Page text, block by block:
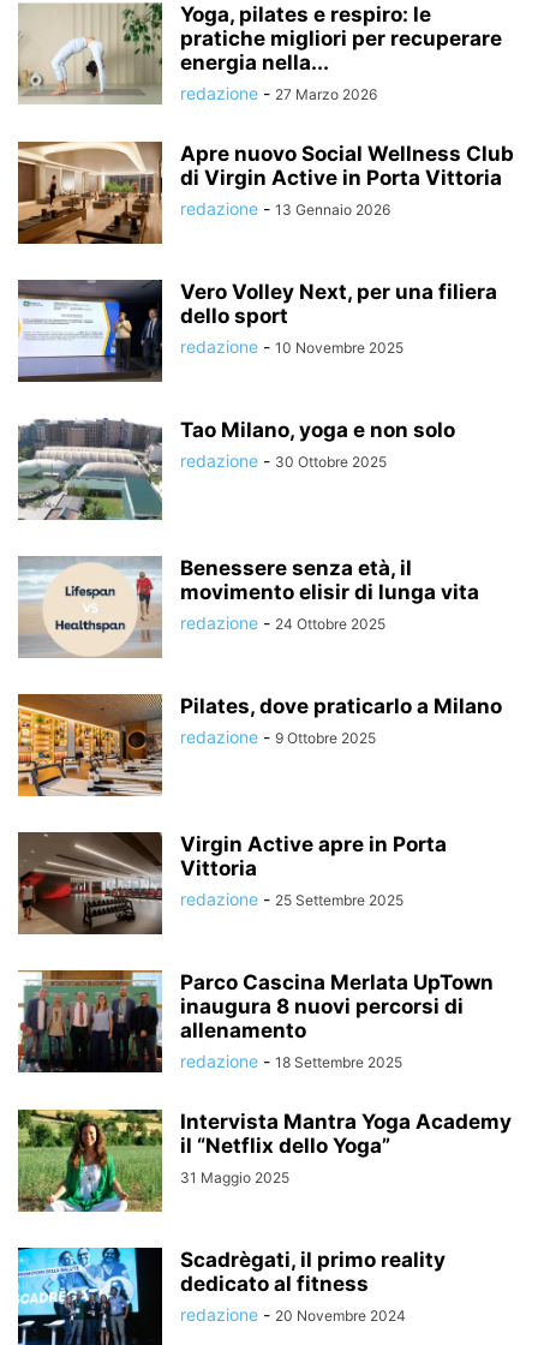
Yoga, pilates e respiro: le
pratiche migliori per recuperare
energia nella...
redazione - 27 Marzo 2026
Apre nuovo Social Wellness Club
di Virgin Active in Porta Vittoria
redazione - 13 Gennaio 2026
Vero Volley Next, per una filiera
dello sport
redazione - 10 Novembre 2025
Tao Milano, yoga e non solo
redazione - 30 Ottobre 2025
Benessere senza età, il
movimento elisir di lunga vita
redazione - 24 Ottobre 2025
Pilates, dove praticarlo a Milano
redazione - 9 Ottobre 2025
Virgin Active apre in Porta
Vittoria
redazione - 25 Settembre 2025
Parco Cascina Merlata UpTown
inaugura 8 nuovi percorsi di
allenamento
redazione - 18 Settembre 2025
Intervista Mantra Yoga Academy
il “Netflix dello Yoga”
31 Maggio 2025
Scadrègati, il primo reality
dedicato al fitness
redazione - 20 Novembre 2024